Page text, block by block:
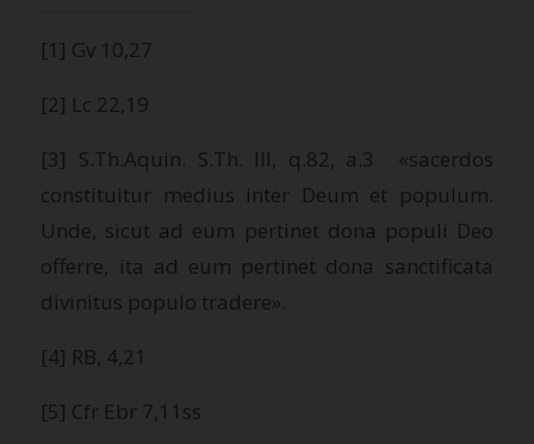
[1] Gv 10,27
[2] Lc 22,19
[3] S.Th.Aquin. S.Th. III, q.82, a.3 «sacerdos
constituitur medius inter Deum et populum.
Unde, sicut ad eum pertinet dona populi Deo
offerre, ita ad eum pertinet dona sanctificata
divinitus populo tradere».
[4] RB, 4,21
[5] Cfr Ebr 7,11ss